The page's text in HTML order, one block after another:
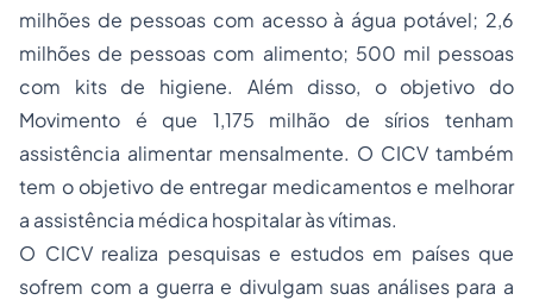
milhões de pessoas com acesso à água potável; 2,6
milhões de pessoas com alimento; 500 mil pessoas
com kits de higiene. Além disso, o objetivo do
Movimento é que 1,175 milhão de sírios tenham
assistência alimentar mensalmente. O CICV também
tem o objetivo de entregar medicamentos e melhorar
a assistência médica hospitalar às vítimas.
O CICV realiza pesquisas e estudos em países que
sofrem com a guerra e divulgam suas análises para a